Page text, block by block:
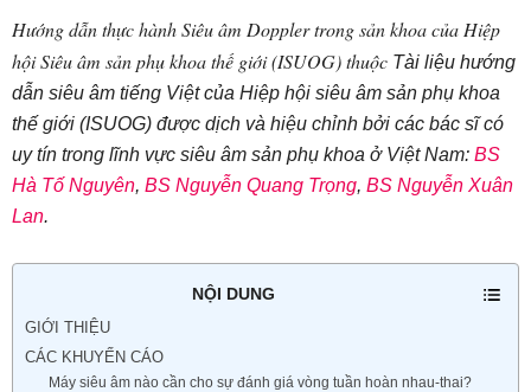
Hướng dẫn thực hành Siêu âm Doppler trong sản khoa của Hiệp
hội Siêu âm sản phụ khoa thế giới (ISUOG) thuộc Tài liệu hướng
dẫn siêu âm tiếng Việt của Hiệp hội siêu âm sản phụ khoa
thế giới (ISUOG) được dịch và hiệu chỉnh bởi các bác sĩ có
uy tín trong lĩnh vực siêu âm sản phụ khoa ở Việt Nam: BS
Hà Tố Nguyên, BS Nguyễn Quang Trọng, BS Nguyễn Xuân
Lan.
NỘI DUNG
GIỚI THIỆU
CÁC KHUYẾN CÁO
Máy siêu âm nào cần cho sự đánh giá vòng tuần hoàn nhau-thai?